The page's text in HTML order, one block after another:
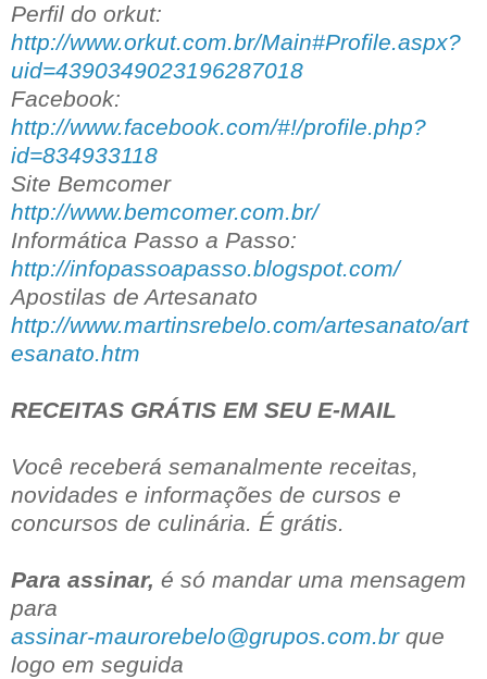
Perfil do orkut:
http://www.orkut.com.br/Main#Profile.aspx?
uid=4390349023196287018
Facebook:
http://www.facebook.com/#!/profile.php?
id=834933118
Site Bemcomer
http://www.bemcomer.com.br/
Informática Passo a Passo:
http://infopassoapasso.blogspot.com/
Apostilas de Artesanato
http://www.martinsrebelo.com/artesanato/art
esanato.htm
RECEITAS GRÁTIS EM SEU E-MAIL
Você receberá semanalmente receitas,
novidades e informações de cursos e
concursos de culinária. É grátis.
Para assinar, é só mandar uma mensagem
para
assinar-maurorebelo@grupos.com.brque
logo em seguida